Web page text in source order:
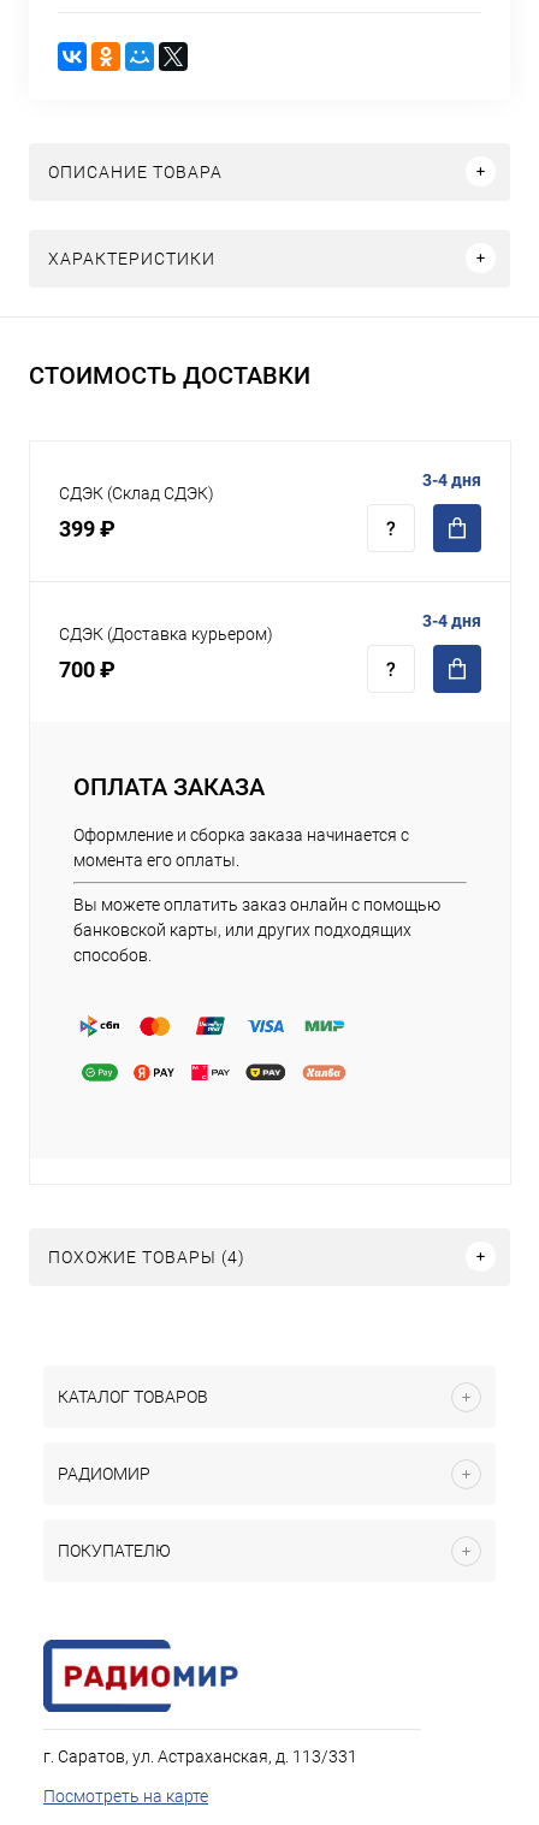
ОПИСАНИЕ ТОВАРА
ХАРАКТЕРИСТИКИ
СТОИМОСТЬ ДОСТАВКИ
СДЭК (Склад СДЭК)
399 ₽
3-4 дня
СДЭК (Доставка курьером)
700 ₽
3-4 дня
ОПЛАТА ЗАКАЗА
Оформление и сборка заказа начинается с
момента его оплаты.
Вы можете оплатить заказ онлайн с помощью
банковской карты, или других подходящих
способов.
ПОХОЖИЕ ТОВАРЫ (4)
КАТАЛОГ ТОВАРОВ
РАДИОМИР
ПОКУПАТЕЛЮ
г. Саратов, ул. Астраханская, д. 113/331
Посмотреть на карте